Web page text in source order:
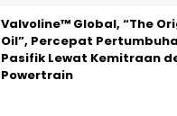
Valvoline™ Global, “The
Oil”, Percepat
Pasifik Lewat Kemitraan
Powertrain